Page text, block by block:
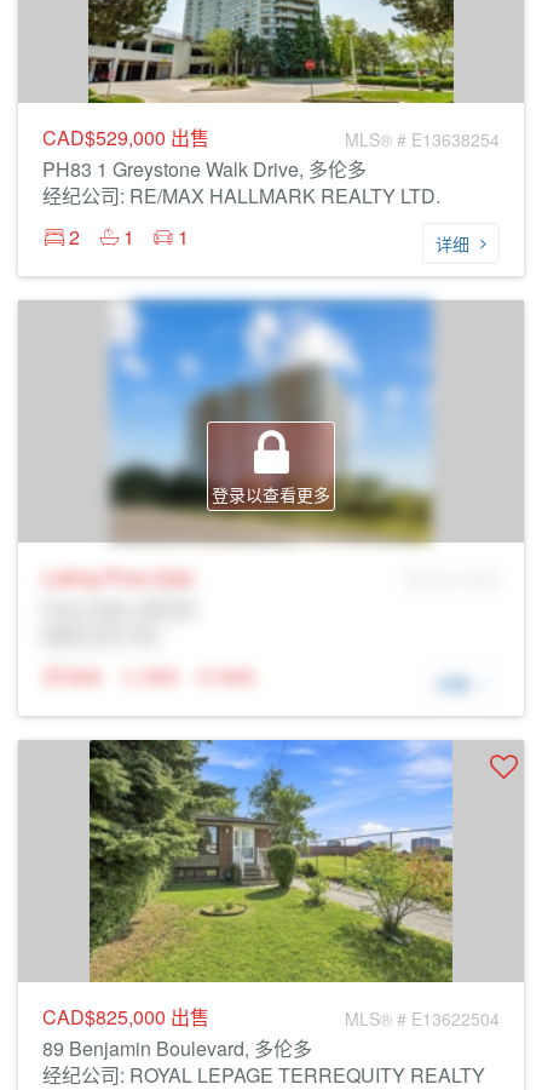
CAD$529,000 出售 MLS® # E13638254
PH83 1 Greystone Walk Drive, 多伦多
经纪公司: RE/MAX HALLMARK REALTY LTD.
2
1 1 详细
登录以查看更多
Listing Price Sale
N/A
N/A N/A 详细
CAD$825,000 出售 MLS® # E13622504
89 Benjamin Boulevard, 多伦多
经纪公司: ROYAL LEPAGE TERREQUITY REALTY